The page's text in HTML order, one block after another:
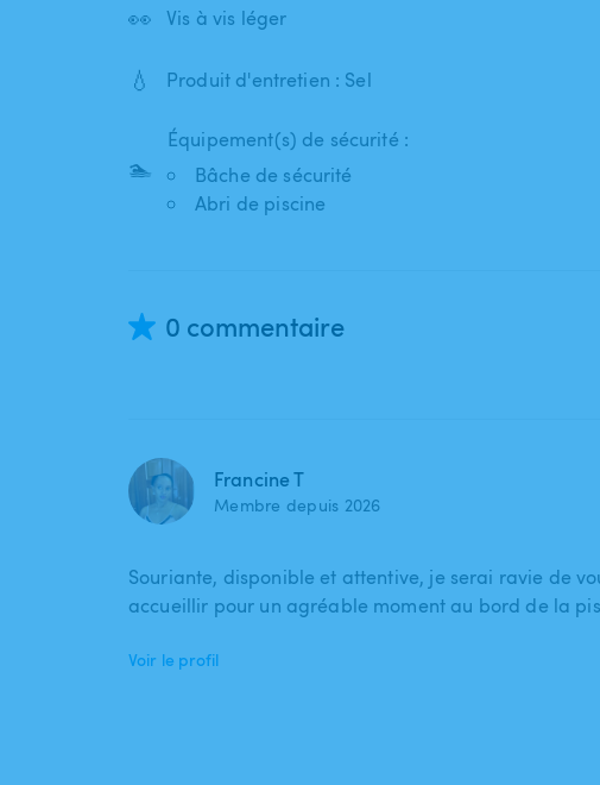
👀 Vis à vis léger
💧 Produit d'entretien : Sel
🏊
Équipement(s) de sécurité :
Bâche de sécurité
Abri de piscine
0 commentaire
Francine T
Membre depuis 2026
Souriante, disponible et attentive, je serai ravie de
accueillir pour un agréable moment au bord de la
Voir le profil